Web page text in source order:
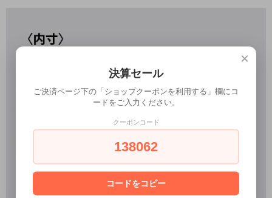
×
決算セール
ご決済ページ下の「ショップクーポンを利用する」欄にコ
ードをご入力ください。
クーポンコード
138062
コードをコピー